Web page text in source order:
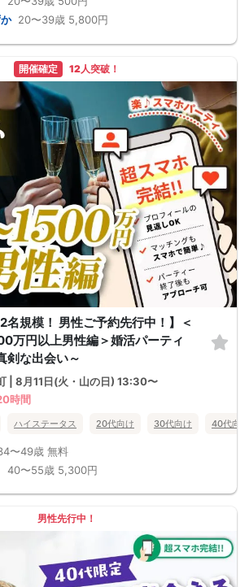
20〜39歳 5,800円
開催確定 12人突破！
名規模！ 男性ご予約先行中！】＜
万円以上男性編＞婚活パーティ
な出会い～
| 8月11日(火・山の日) 13:30〜
時間
ハイステータス 20代向け 30代向け 40代向け
〜49歳 無料
40〜55歳 5,300円
男性先行中！